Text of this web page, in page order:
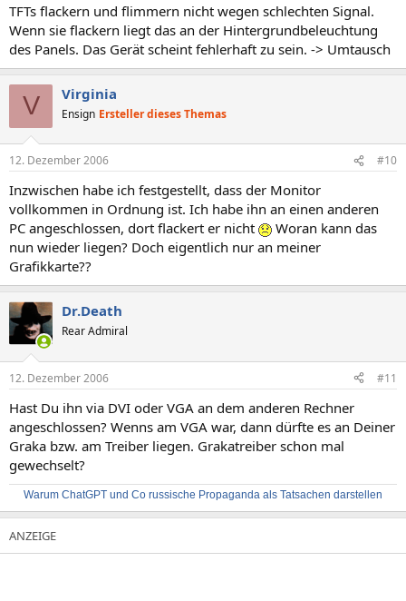
TFTs flackern und flimmern nicht wegen schlechten Signal.
Wenn sie flackern liegt das an der Hintergrundbeleuchtung
des Panels. Das Gerät scheint fehlerhaft zu sein. -> Umtausch
V Virginia
Ensign Ersteller dieses Themas
12. Dezember 2006 #10
Inzwischen habe ich festgestellt, dass der Monitor
vollkommen in Ordnung ist. Ich habe ihn an einen anderen
PC angeschlossen, dort flackert er nicht
Woran kann das
nun wieder liegen? Doch eigentlich nur an meiner
Grafikkarte??
Dr.Death
Rear Admiral
12. Dezember 2006 #11
Hast Du ihn via DVI oder VGA an dem anderen Rechner
angeschlossen? Wenns am VGA war, dann dürfte es an Deiner
Graka bzw. am Treiber liegen. Grakatreiber schon mal
gewechselt?
Warum ChatGPT und Co russische Propaganda als Tatsachen darstellen